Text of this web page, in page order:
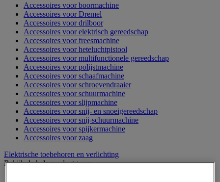
Accessoires voor boormachine
Accessoires voor Dremel
Accessoires voor drilboor
Accessoires voor elektrisch gereedschap
Accessoires voor freesmachine
Accessoires voor heteluchtpistool
Accessoires voor multifunctionele gereedschap
Accessoires voor polijstmachine
Accessoires voor schaafmachine
Accessoires voor schroevendraaier
Accessoires voor schuurmachine
Accessoires voor slijpmachine
Accessoires voor snij- en snoeigereedschap
Accessoires voor snij-schuurmachine
Accessoires voor spijkermachine
Accessoires voor zaag
Elektrische toebehoren en verlichting
Bekijk de hele productgroep